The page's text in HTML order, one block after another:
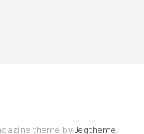
theme byJegtheme.